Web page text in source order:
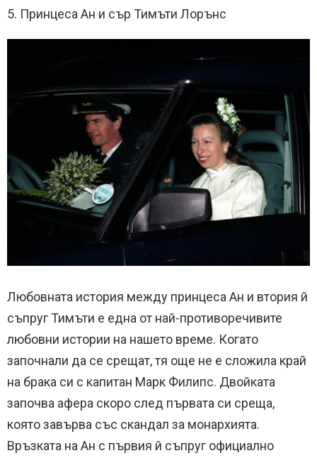
5. Принцеса Ан и сър Тимъти Лорънс
Любовната история между принцеса Ан и втория й
съпруг Тимъти е една от най-противоречивите
любовни истории на нашето време. Когато
започнали да се срещат, тя още не е сложила край
на брака си с капитан Марк Филипс. Двойката
започва афера скоро след първата си среща,
която завърва със скандал за монархията.
Връзката на Ан с първия й съпруг официално